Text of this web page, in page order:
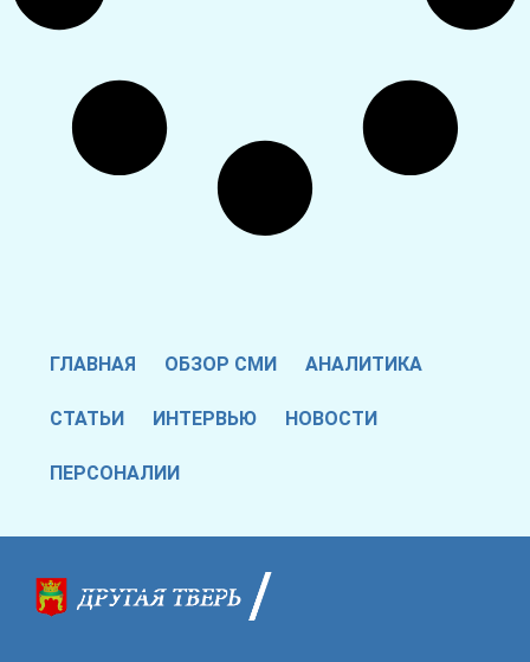
ГЛАВНАЯ ОБЗОР СМИ АНАЛИТИКА
СТАТЬИ ИНТЕРВЬЮ НОВОСТИ
ПЕРСОНАЛИИ